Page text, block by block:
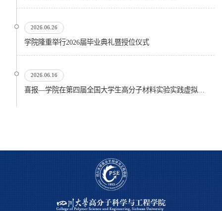
2026.06.26
​学院隆重举行2026届毕业典礼暨授位仪式
2026.06.16